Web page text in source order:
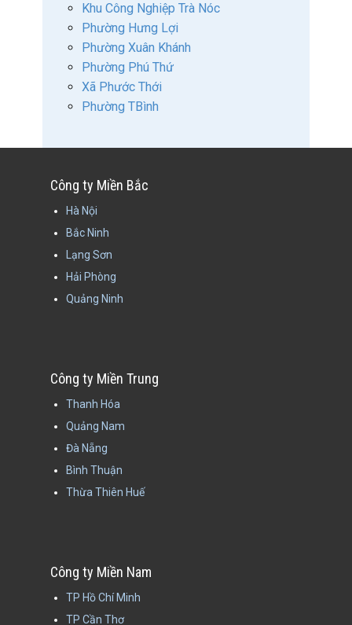
Khu Công Nghiệp Trà Nóc
Phường Hưng Lợi
Phường Xuân Khánh
Phường Phú Thứ
Xã Phước Thới
Phường TBình
Công ty Miền Bắc
Hà Nội
Bắc Ninh
Lạng Sơn
Hải Phòng
Quảng Ninh
Công ty Miền Trung
Thanh Hóa
Quảng Nam
Đà Nẵng
Bình Thuận
Thừa Thiên Huế
Công ty Miền Nam
TP Hồ Chí Minh
TP Cần Thơ